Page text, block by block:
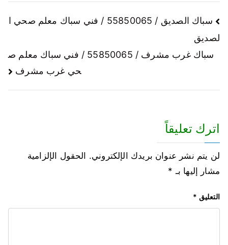
سباك الصديق / 55850065 / فني سباك معلم صحي ا
لصديق
سباك غرب مشرف / 55850065 / فني سباك معلم ص
حي غرب مشرف
اترك تعليقاً
لن يتم نشر عنوان بريدك الإلكتروني.
الحقول الإلزامية
مشار إليها بـ *
التعليق *